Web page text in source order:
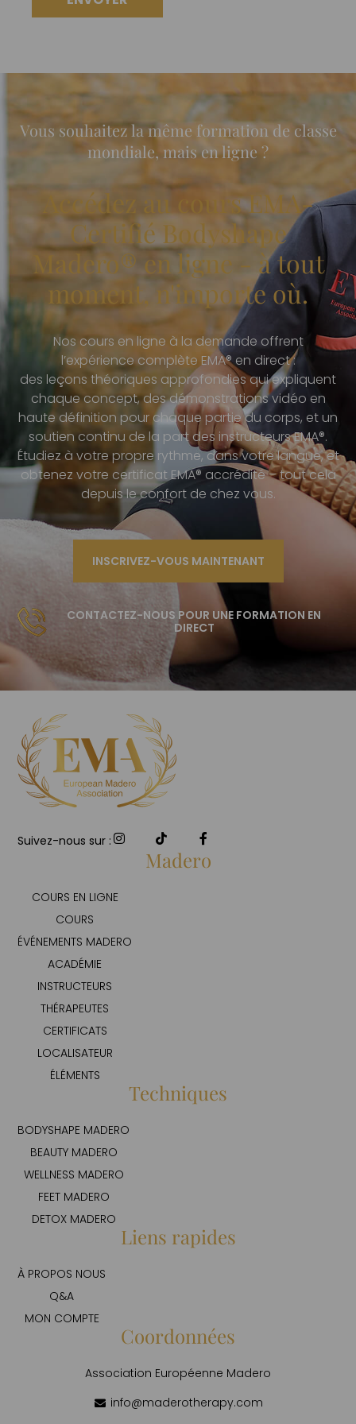
Vous souhaitez la même formation de classe
mondiale, mais en ligne ?
Accédez au cours EMA-
Certifié Bodyshape
Madero® en ligne - à tout
moment, n'importe où.
Nos cours en ligne à la demande offrent
l’expérience complète EMA® en direct :
des leçons théoriques approfondies qui expliquent
chaque concept, des démonstrations vidéo en
haute définition pour chaque partie du corps, et un
soutien continu de la part des instructeurs EMA®.
Étudiez à votre propre rythme, dans votre langue, et
obtenez votre certificat EMA® accrédité – tout cela
depuis le confort de chez vous.
INSCRIVEZ-VOUS MAINTENANT
CONTACTEZ-NOUS POUR UNE FORMATION EN
DIRECT
Suivez-nous sur :
Madero
COURS EN LIGNE
COURS
ÉVÉNEMENTS MADERO
ACADÉMIE
INSTRUCTEURS
THÉRAPEUTES
CERTIFICATS
LOCALISATEUR
ÉLÉMENTS
Techniques
BODYSHAPE MADERO
BEAUTY MADERO
WELLNESS MADERO
FEET MADERO
DETOX MADERO
Liens rapides
À PROPOS NOUS
Q&A
MON COMPTE
Coordonnées
Association Européenne Madero
info@maderotherapy.com